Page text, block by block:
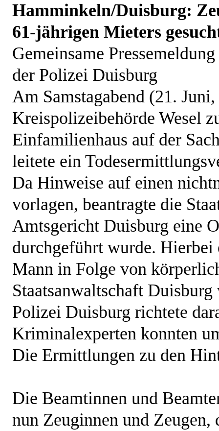
Hamminkeln/Duisburg:
61-jährigen Mieters
Gemeinsame
der Polizei Duisburg
Am Samstagabend (21.
Kreispolizeibehörde Wesel
Einfamilienhaus auf der
leitete ein
Da Hinweise auf einen
vorlagen, beantragte die
Amtsgericht Duisburg eine
durchgeführt wurde. Hierbei
Mann in Folge von
Staatsanwaltschaft
Polizei Duisburg richtete
Kriminalexperten konnten
Die Ermittlungen zu den
Die Beamtinnen und
nun Zeuginnen und Zeugen,